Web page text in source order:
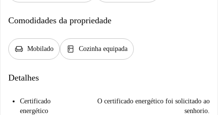
Comodidades da propriedade
chair Mobilado kitchen Cozinha equipada
Detalhes
Certificado
energético
O certificado energético foi solicitado ao
senhorio.